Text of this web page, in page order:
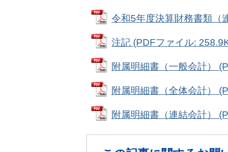
令和5年度決算財務書類（
注記 (PDFファイル:
附属明細書（一般会計）
附属明細書（全体会計）
附属明細書（連結会計）